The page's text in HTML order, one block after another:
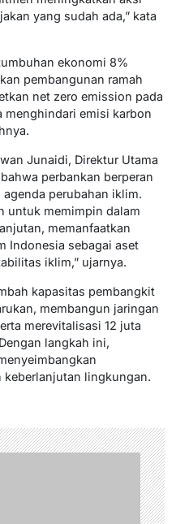
yang sudah ada,” kata
ekonomi 8%
pembangunan ramah
net zero emission pada
menghindari emisi karbon
Junaidi, Direktur Utama
perbankan berperan
perubahan iklim.
untuk memimpin dalam
memanfaatkan
Indonesia sebagai aset
iklim,” ujarnya.
kapasitas pembangkit
membangun jaringan
merevitalisasi 12 juta
langkah ini,
lingkungan.